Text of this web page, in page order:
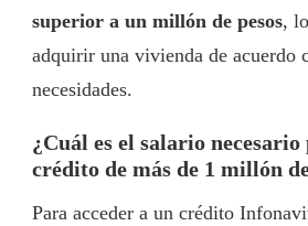
superior a un millón de pesos,
adquirir una vivienda de acuerdo
necesidades.
¿Cuál es el salario
crédito de más de 1 millón
Para acceder a un crédito